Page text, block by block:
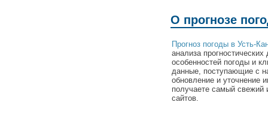
О прогнозе
Прогноз погоды в Усть-
анализа
особенностей погоды и
данные, поступающие с
обновление и уточнение
получаете самый свежий
сайтов.